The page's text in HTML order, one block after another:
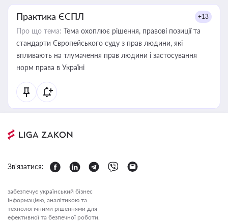
Практика ЄСПЛ +13
Про що тема: Тема охоплює рішення, правові позиції та
стандарти Європейського суду з прав людини, які
впливають на тлумачення прав людини і застосування
норм права в Україні
Зв'язатися:
забезпечує український бізнес
інформацією, аналітикою та
технологічними рішеннями для
ефективної та безпечної роботи.